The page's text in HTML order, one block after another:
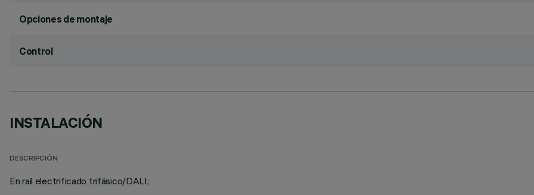
Opciones de montaje
Control
INSTALACIÓN
DESCRIPCIÓN
En raíl electrificado trifásico/DALI;